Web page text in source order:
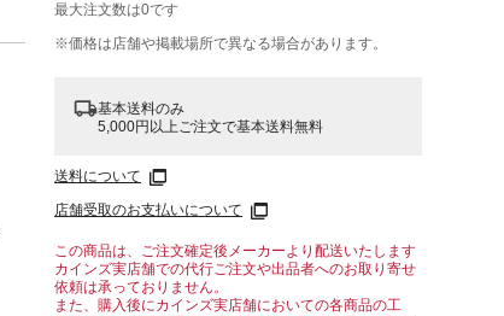
最大注文数は0です
※価格は​店舗や​掲載場所で​異なる​場合が​あります。
基本送料のみ
5,000円以上ご注文で基本送料無料
送料について
店舗受取のお支払いについて
この商品は、ご注文確定後メーカーより配送いたします
カインズ実店舗での代行ご注文や出品者へのお取り寄せ
依頼は承っておりません。
また、購入後にカインズ実店舗においての各商品の工